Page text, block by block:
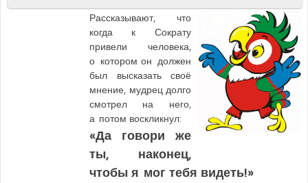
Рассказывают, что
когда к Сократу
привели человека,
о котором он должен
был высказать своё
мнение, мудрец долго
смотрел на него,
а потом воскликнул:
«Да говори же
ты, наконец,
чтобы я мог тебя видеть!»